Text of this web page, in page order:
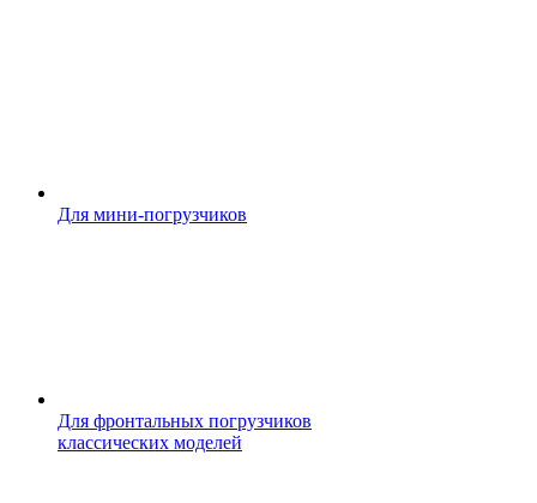
Для мини-погрузчиков
Для фронтальных погрузчиков
классических моделей